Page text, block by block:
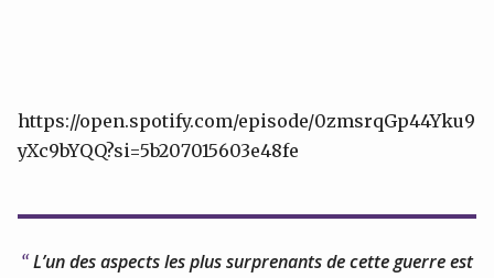
https://open.spotify.com/episode/0zmsrqGp44Yku9
yXc9bYQQ?si=5b207015603e48fe
L’un des aspects les plus surprenants de cette guerre est